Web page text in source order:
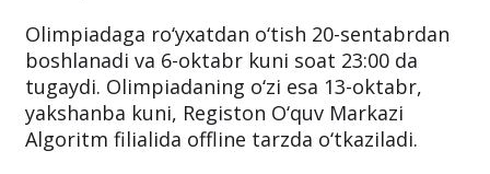
Olimpiadaga ro‘yxatdan o‘tish 20-sentabrdan
boshlanadi va 6-oktabr kuni soat 23:00 da
tugaydi. Olimpiadaning o‘zi esa 13-oktabr,
yakshanba kuni, Registon O‘quv Markazi
Algoritm filialida offline tarzda o‘tkaziladi.